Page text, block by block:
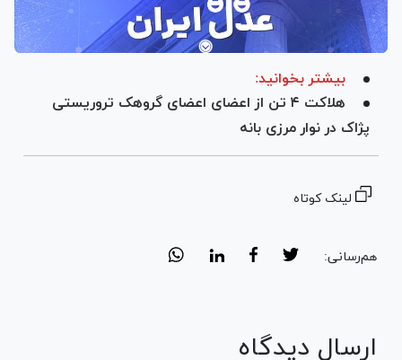
بیشتر بخوانید:
هلاکت ۴ تن از اعضای اعضای گروهک تروریستی
پژاک در نوار مرزی بانه
لینک کوتاه
هم‌رسانی:
ارسال دیدگاه